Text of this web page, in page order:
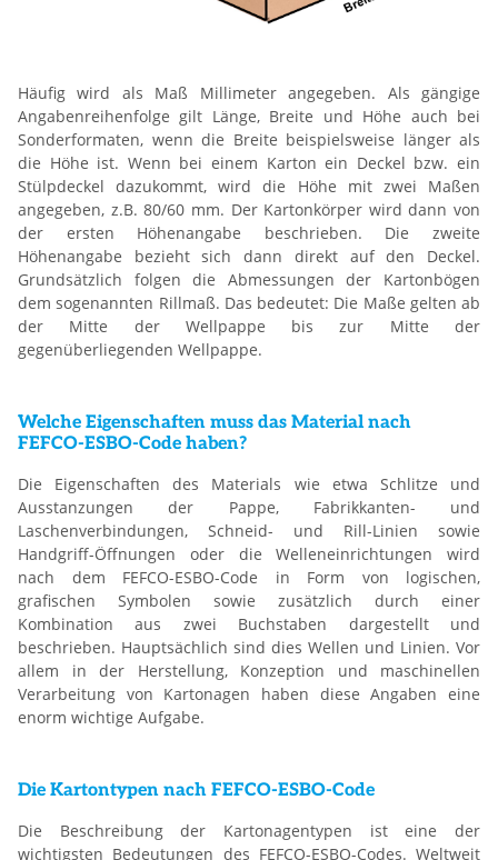
Häufig wird als Maß Millimeter angegeben. Als gängige
Angabenreihenfolge gilt Länge, Breite und Höhe auch bei
Sonderformaten, wenn die Breite beispielsweise länger als
die Höhe ist. Wenn bei einem Karton ein Deckel bzw. ein
Stülpdeckel dazukommt, wird die Höhe mit zwei Maßen
angegeben, z.B. 80/60 mm. Der Kartonkörper wird dann von
der ersten Höhenangabe beschrieben. Die zweite
Höhenangabe bezieht sich dann direkt auf den Deckel.
Grundsätzlich folgen die Abmessungen der Kartonbögen
dem sogenannten Rillmaß. Das bedeutet: Die Maße gelten ab
der Mitte der Wellpappe bis zur Mitte der
gegenüberliegenden Wellpappe.
Welche Eigenschaften muss das Material nach
FEFCO-ESBO-Code haben?
Die Eigenschaften des Materials wie etwa Schlitze und
Ausstanzungen der Pappe, Fabrikkanten- und
Laschenverbindungen, Schneid- und Rill-Linien sowie
Handgriff-Öffnungen oder die Welleneinrichtungen wird
nach dem FEFCO-ESBO-Code in Form von logischen,
grafischen Symbolen sowie zusätzlich durch einer
Kombination aus zwei Buchstaben dargestellt und
beschrieben. Hauptsächlich sind dies Wellen und Linien. Vor
allem in der Herstellung, Konzeption und maschinellen
Verarbeitung von Kartonagen haben diese Angaben eine
enorm wichtige Aufgabe.
Die Kartontypen nach FEFCO-ESBO-Code
Die Beschreibung der Kartonagentypen ist eine der
wichtigsten Bedeutungen des FEFCO-ESBO-Codes. Weltweit